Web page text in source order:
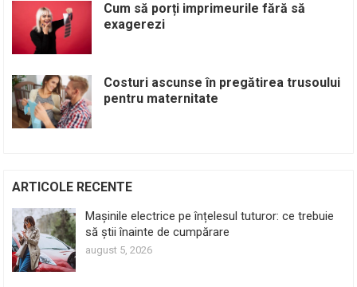
Cum să porți imprimeurile fără să
exagerezi
Costuri ascunse în pregătirea trusoului
pentru maternitate
ARTICOLE RECENTE
Mașinile electrice pe înțelesul tuturor: ce trebuie
să știi înainte de cumpărare
august 5, 2026